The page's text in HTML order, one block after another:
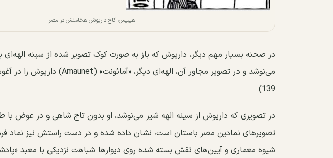
هیبیس، کاخ داریوش هخامنش در مصر
139)
در تصویری که داریوش از سینه الهه شیر می‌نوشد، او بدون تاج شاهی و در عوض با
تصویرهای نمادین مصر باستان است، نشان داده شده و در دست راستش نیز نماد
شیوه معماری و آیین‌های نقش بسته شده روی دیوارها شباهت نزدیکی با معبد